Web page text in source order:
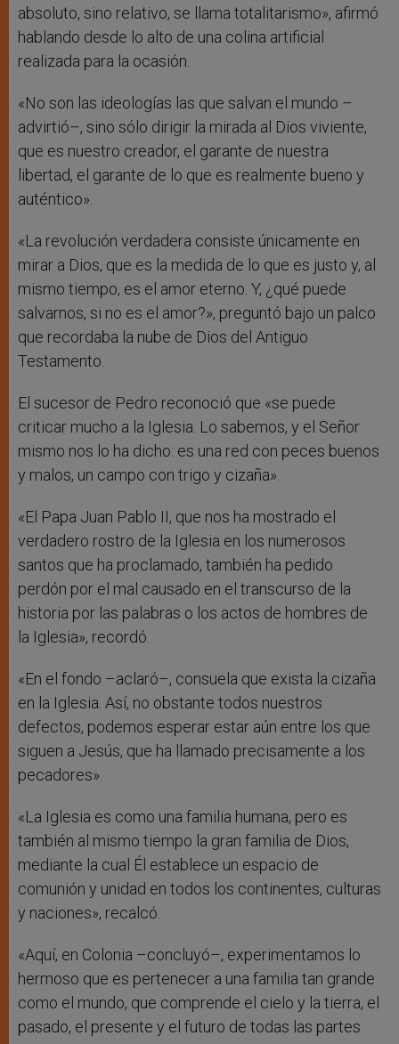
absoluto, sino relativo, se llama totalitarismo», afirmó
hablando desde lo alto de una colina artificial
realizada para la ocasión.
«No son las ideologías las que salvan el mundo –
advirtió–, sino sólo dirigir la mirada al Dios viviente,
que es nuestro creador, el garante de nuestra
libertad, el garante de lo que es realmente bueno y
auténtico».
«La revolución verdadera consiste únicamente en
mirar a Dios, que es la medida de lo que es justo y, al
mismo tiempo, es el amor eterno. Y, ¿qué puede
salvarnos, si no es el amor?», preguntó bajo un palco
que recordaba la nube de Dios del Antiguo
Testamento.
El sucesor de Pedro reconoció que «se puede
criticar mucho a la Iglesia. Lo sabemos, y el Señor
mismo nos lo ha dicho: es una red con peces buenos
y malos, un campo con trigo y cizaña».
«El Papa Juan Pablo II, que nos ha mostrado el
verdadero rostro de la Iglesia en los numerosos
santos que ha proclamado, también ha pedido
perdón por el mal causado en el transcurso de la
historia por las palabras o los actos de hombres de
la Iglesia», recordó.
«En el fondo –aclaró–, consuela que exista la cizaña
en la Iglesia. Así, no obstante todos nuestros
defectos, podemos esperar estar aún entre los que
siguen a Jesús, que ha llamado precisamente a los
pecadores».
«La Iglesia es como una familia humana, pero es
también al mismo tiempo la gran familia de Dios,
mediante la cual Él establece un espacio de
comunión y unidad en todos los continentes, culturas
y naciones», recalcó.
«Aquí, en Colonia –concluyó–, experimentamos lo
hermoso que es pertenecer a una familia tan grande
como el mundo, que comprende el cielo y la tierra, el
pasado, el presente y el futuro de todas las partes